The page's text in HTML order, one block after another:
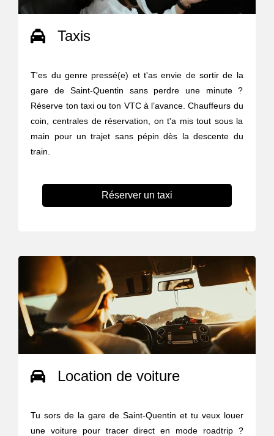
Taxis
T'es du genre pressé(e) et t'as envie de sortir de la
gare de Saint-Quentin sans perdre une minute ?
Réserve ton taxi ou ton VTC à l’avance. Chauffeurs du
coin, centrales de réservation, on t'a mis tout sous la
main pour un trajet sans pépin dès la descente du
train.
Réserver un taxi
Location de voiture
Tu sors de la gare de Saint-Quentin et tu veux louer
une voiture pour tracer direct en mode roadtrip ?